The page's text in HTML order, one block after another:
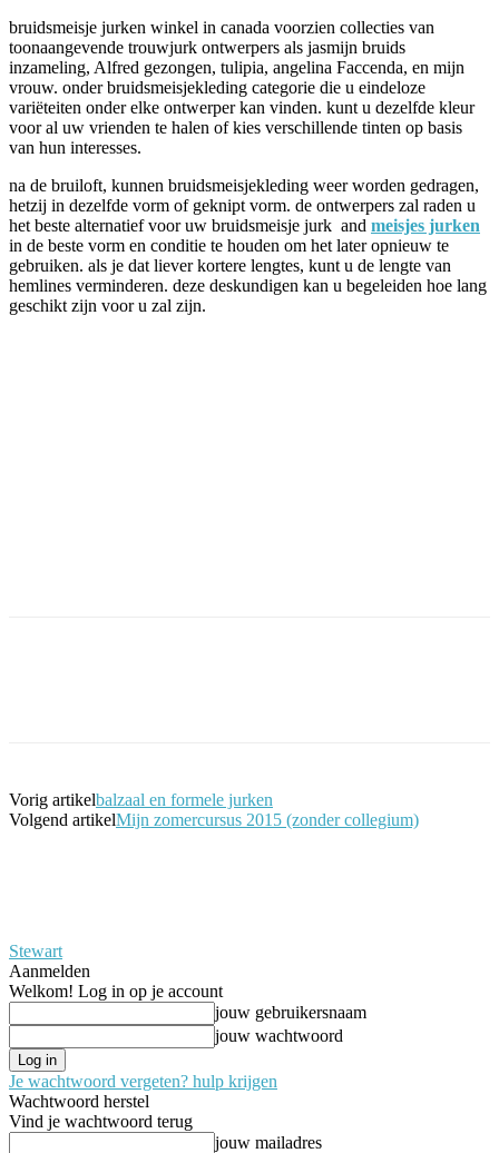
bruidsmeisje jurken winkel in canada voorzien collecties van
toonaangevende trouwjurk ontwerpers als jasmijn bruids
inzameling, Alfred gezongen, tulipia, angelina Faccenda, en mijn
vrouw. onder bruidsmeisjekleding categorie die u eindeloze
variëteiten onder elke ontwerper kan vinden. kunt u dezelfde kleur
voor al uw vrienden te halen of kies verschillende tinten op basis
van hun interesses.
na de bruiloft, kunnen bruidsmeisjekleding weer worden gedragen,
hetzij in dezelfde vorm of geknipt vorm. de ontwerpers zal raden u
het beste alternatief voor uw bruidsmeisje jurk and meisjes jurken
in de beste vorm en conditie te houden om het later opnieuw te
gebruiken. als je dat liever kortere lengtes, kunt u de lengte van
hemlines verminderen. deze deskundigen kan u begeleiden hoe lang
geschikt zijn voor u zal zijn.
Vorig artikelbalzaal en formele jurken
Volgend artikelMijn zomercursus 2015 (zonder collegium)
Stewart
Aanmelden
Welkom! Log in op je account
jouw gebruikersnaam
jouw wachtwoord
Je wachtwoord vergeten? hulp krijgen
Wachtwoord herstel
Vind je wachtwoord terug
jouw mailadres